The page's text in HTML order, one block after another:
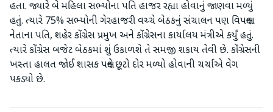
હતા. જ્યારે બે મહિલા સભ્યોના પતિ હાજર રહ્યા હોવાનું જાણવા મળ્યું
હતું. ત્યારે 75% સભ્યોની ગેરહાજરી વચ્ચે બેઠકનું સંચાલન પણ વિપક્ષના
નેતાના પતિ, શહેર કોંગ્રેસ પ્રમુખ અને કોંગ્રેસના કાર્યાલય મંત્રીએ કર્યું હતું.
ત્યારે કોંગ્રેસ બજેટ બેઠકમાં શું ઉકાળશે તે સમજી શકાય તેવી છે. કોંગ્રેસની
ખસ્તા હાલત જોઈ શાસક પક્ષને છૂટો દોર મળ્યો હોવાની ચર્ચાએ વેગ
પકડ્યો છે.